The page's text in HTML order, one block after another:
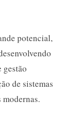
potencial,
gestão
de sistemas